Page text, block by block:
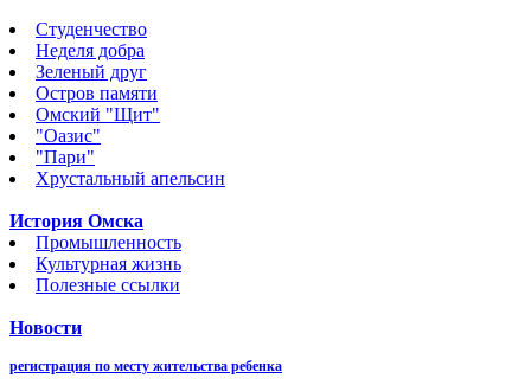
Студенчество
Неделя добра
Зеленый друг
Остров памяти
Омский "Щит"
"Оазис"
"Пари"
Хрустальный апельсин
История Омска
Промышленность
Культурная жизнь
Полезные ссылки
Новости
регистрация по месту жительства ребенка